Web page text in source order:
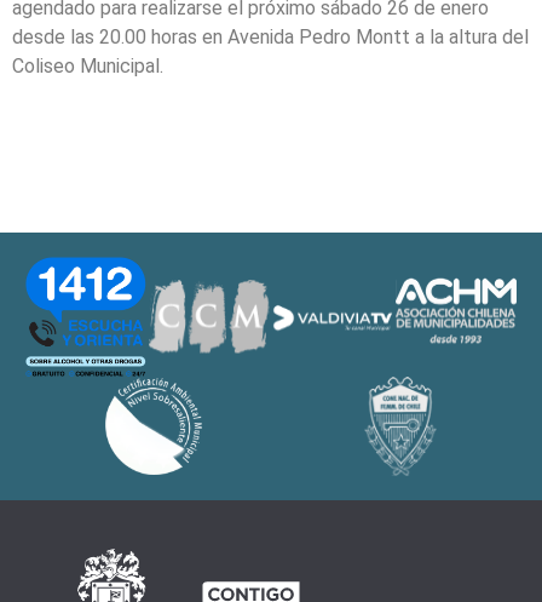
agendado para realizarse el próximo sábado 26 de enero
desde las 20.00 horas en Avenida Pedro Montt a la altura del
Coliseo Municipal.